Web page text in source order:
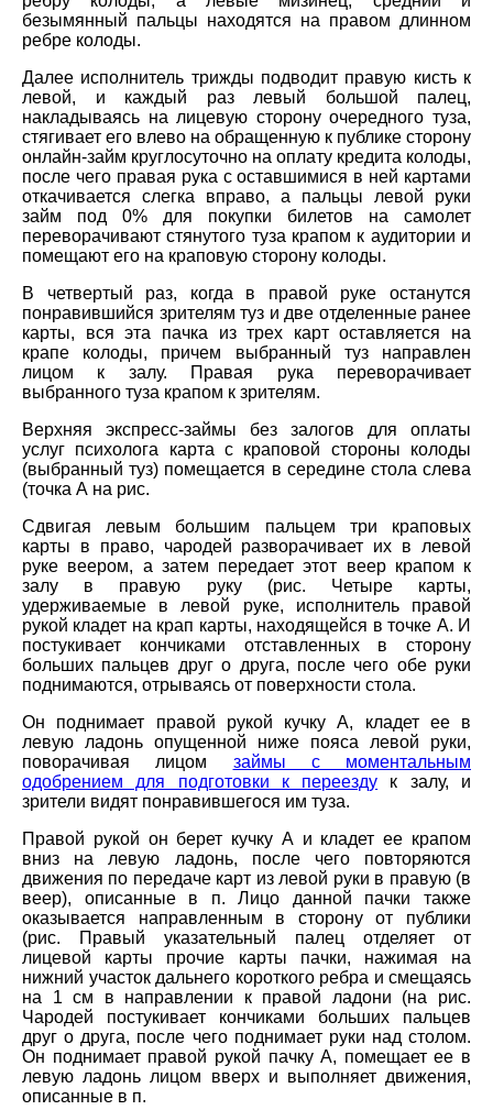
безымянный пальцы находятся на правом длинном
ребре колоды.
Далее исполнитель трижды подводит правую кисть к
левой, и каждый раз левый большой палец,
накладываясь на лицевую сторону очередного туза,
стягивает его влево на обращенную к публике сторону
онлайн-займ круглосуточно на оплату кредита колоды,
после чего правая рука с оставшимися в ней картами
откачивается слегка вправо, а пальцы левой руки
займ под 0% для покупки билетов на самолет
переворачивают стянутого туза крапом к аудитории и
помещают его на краповую сторону колоды.
В четвертый раз, когда в правой руке останутся
понравившийся зрителям туз и две отделенные ранее
карты, вся эта пачка из трех карт оставляется на
крапе колоды, причем выбранный туз направлен
лицом к залу. Правая рука переворачивает
выбранного туза крапом к зрителям.
Верхняя экспресс-займы без залогов для оплаты
услуг психолога карта с краповой стороны колоды
(выбранный туз) помещается в середине стола слева
(точка А на рис.
Сдвигая левым большим пальцем три краповых
карты в право, чародей разворачивает их в левой
руке веером, а затем передает этот веер крапом к
залу в правую руку (рис. Четыре карты,
удерживаемые в левой руке, исполнитель правой
рукой кладет на крап карты, находящейся в точке А. И
постукивает кончиками отставленных в сторону
больших пальцев друг о друга, после чего обе руки
поднимаются, отрываясь от поверхности стола.
Он поднимает правой рукой кучку А, кладет ее в
левую ладонь опущенной ниже пояса левой руки,
поворачивая лицом займы с моментальным
одобрением для подготовки к переезду к залу, и
зрители видят понравившегося им туза.
Правой рукой он берет кучку А и кладет ее крапом
вниз на левую ладонь, после чего повторяются
движения по передаче карт из левой руки в правую (в
веер), описанные в п. Лицо данной пачки также
оказывается направленным в сторону от публики
(рис. Правый указательный палец отделяет от
лицевой карты прочие карты пачки, нажимая на
нижний участок дальнего короткого ребра и смещаясь
на 1 см в направлении к правой ладони (на рис.
Чародей постукивает кончиками больших пальцев
друг о друга, после чего поднимает руки над столом.
Он поднимает правой рукой пачку А, помещает ее в
левую ладонь лицом вверх и выполняет движения,
описанные в п.